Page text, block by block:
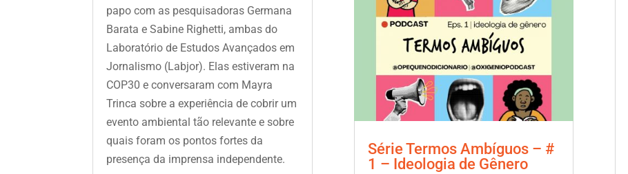
papo com as pesquisadoras Germana
Barata e Sabine Righetti, ambas do
Laboratório de Estudos Avançados em
Jornalismo (Labjor). Elas estiveram na
COP30 e conversaram com Mayra
Trinca sobre a experiência de cobrir um
evento ambiental tão relevante e sobre
quais foram os pontos fortes da
presença da imprensa independente.
Série Termos Ambíguos – #
1 – Ideologia de Gênero